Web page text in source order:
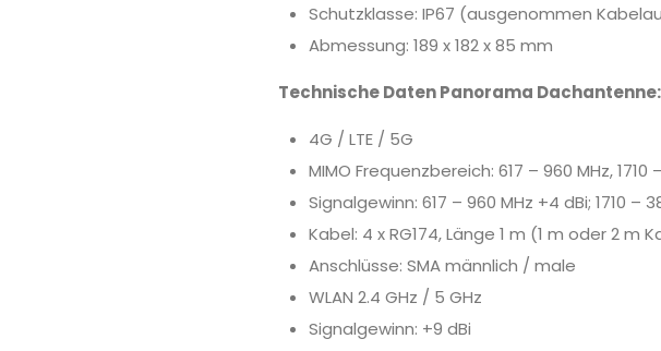
Schutzklasse: IP67 (ausgenommen
Abmessung: 189 x 182 x 85 mm
Technische Daten Panorama Dachantenne:
4G / LTE / 5G
MIMO Frequenzbereich: 617 – 960 MHz,
Signalgewinn: 617 – 960 MHz +4 dBi; 1710 –
Kabel: 4 x RG174, Länge 1 m (1 m oder 2
Anschlüsse: SMA männlich / male
WLAN 2.4 GHz / 5 GHz
Signalgewinn: +9 dBi